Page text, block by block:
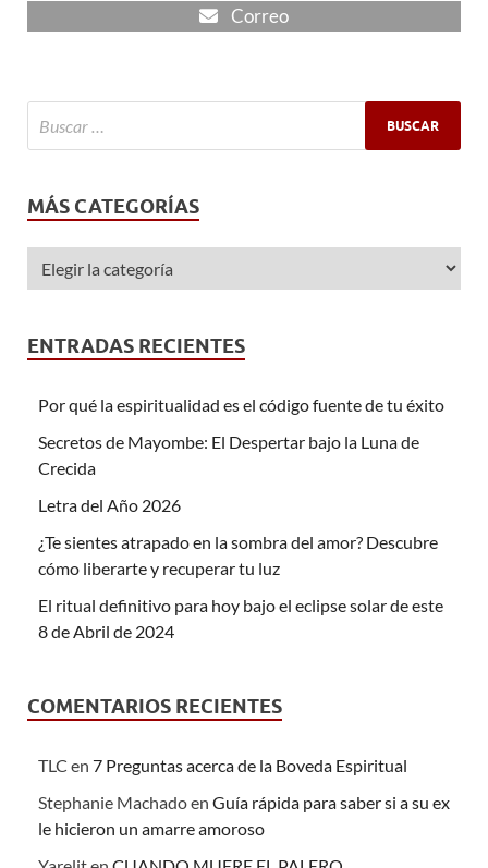
Correo
MÁS CATEGORÍAS
ENTRADAS RECIENTES
Por qué la espiritualidad es el código fuente de tu éxito
Secretos de Mayombe: El Despertar bajo la Luna de
Crecida
Letra del Año 2026
¿Te sientes atrapado en la sombra del amor? Descubre
cómo liberarte y recuperar tu luz
El ritual definitivo para hoy bajo el eclipse solar de este
8 de Abril de 2024
COMENTARIOS RECIENTES
TLC en 7 Preguntas acerca de la Boveda Espiritual
Stephanie Machadoen Guía rápida para saber si a su ex
le hicieron un amarre amoroso